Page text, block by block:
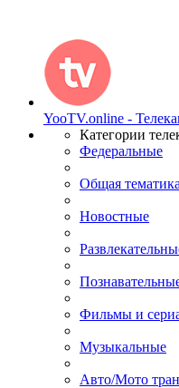
YooTV.online -
Категории
Федеральные
Общая тематика
Новостные
Фильмы и
Музыкальные
Авто/Мото